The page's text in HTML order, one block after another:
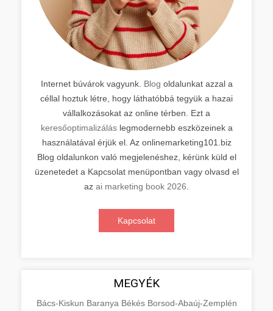
Internet búvárok vagyunk. Blog oldalunkat azzal a
céllal hoztuk létre, hogy láthatóbbá tegyük a hazai
vállalkozásokat az online térben. Ezt a
keresőoptimalizáláslegmodernebb eszközeinek a
használatával érjük el. Az onlinemarketing101.biz
Blog oldalunkon való megjelenéshez, kérünk küld el
üzenetedet a Kapcsolat menüpontban vagy olvasd el
az ai marketing book 2026
Kapcsolat
MEGYÉK
Bács-Kiskun Baranya Békés Borsod-Abaúj-Zemplén